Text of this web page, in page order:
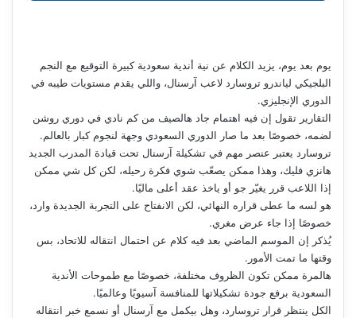
يوم بعد يوم، يزيد الكلام عن نية أندية سعودية كبيرة التوقيع مع النجم
البلجيكي لياندرو تروسارد لاعب آرسنال، واللي يقدم مستويات طيبه في
الدوري الإنجليزي.
التقارير تقول إن فيه اهتمام جاد هالصيف من كم نادي في دوري روشن
لضمه، خصوصًا بعد ما صار الدوري السعودي وجهة لنجوم كبار بالعالم.
تروسارد يعتبر عنصر مهم في تشكيلة آرسنال تحت قيادة المدرب الجديد
هانزي فليك، وهذا ممكن يصعّب شوي فكرة رحيله، لكن كل شي ممكن
إذا اللاعب قرر يغيّر جو أو ياخذ عقد أعلى ماليًا.
هو لسه ما عطى قراره النهائي، لكن الانفتاح على التجربة الجديدة وارد،
خصوصًا إذا جاء عرض مغري.
يُذكر إن الموسم الماضي بعد فيه كلام عن احتمال انتقاله للاتحاد، بس
وقتها ما تمت الأمور.
هالمرة ممكن تكون الظروف مختلفة، خصوصًا مع طموحات الأندية
السعودية برفع جودة تشكيلاتها للمنافسة آسيويًا وعالميًا.
الكل ينتظر قرار تروسارد، وهل بيكمل مع آرسنال أو نسمع خبر انتقاله